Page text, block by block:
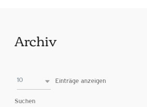
Archiv
10 Einträge anzeigen
Suchen